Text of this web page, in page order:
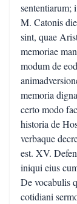
sententiarum;
M. Catonis
sint, quae
memoriae
modum de
memoria
certo modo
historia de
verbaque
est. XV.
iniqui eius
De vocabulis
cotidiani